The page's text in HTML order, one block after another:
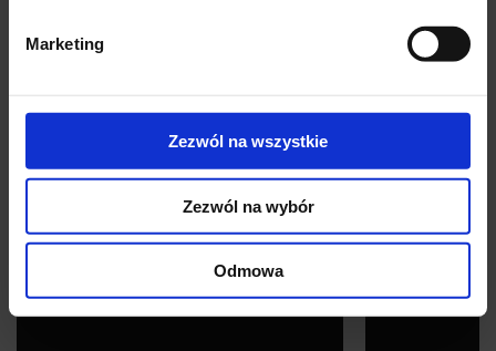
Marketing
Zezwól na wszystkie
Zezwól na wybór
Odmowa
YouTube